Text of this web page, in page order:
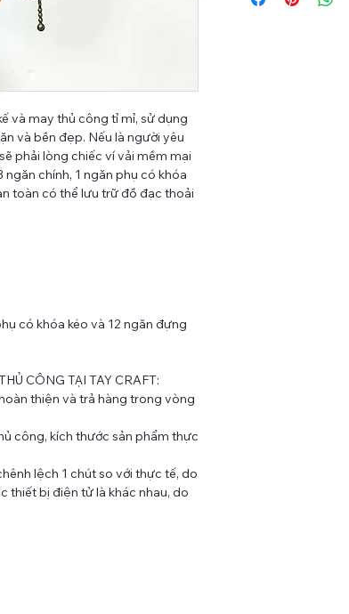
và may thủ công tỉ mỉ, sử dụng
và bền đẹp. Nếu là người yêu
phải lòng chiếc ví vải mềm mại
chính, 1 ngăn phụ có khóa
toàn có thể lưu trữ đồ đạc thoải
có khóa kéo và 12 ngăn đựng
CÔNG TẠI TAY CRAFT:
thiện và trả hàng trong vòng
công, kích thước sản phẩm thực
lệch 1 chút so với thực tế, do
thiết bị điện tử là khác nhau, do